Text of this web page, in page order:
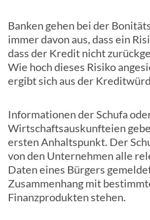
Banken gehen bei der
immer davon aus, dass ein
dass der Kredit nicht
Wie hoch dieses Risiko
ergibt sich aus der
Informationen der Schufa
Wirtschaftsauskunfteien
ersten Anhaltspunkt. Der
von den Unternehmen alle
Daten eines Bürgers
Zusammenhang mit
Finanzprodukten stehen.